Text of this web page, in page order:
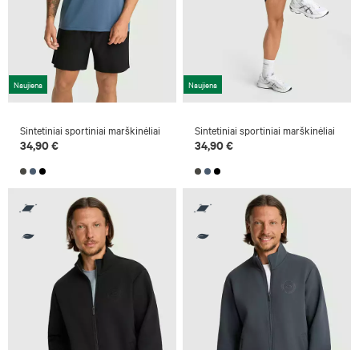
Naujiena
Sintetiniai sportiniai marškinėliai
34,90 €
Naujiena
Sintetiniai sportiniai marškinėliai
34,90 €